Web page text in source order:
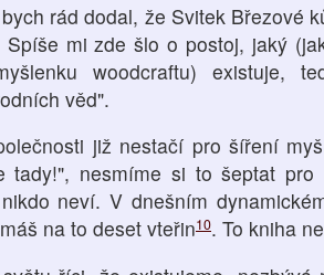
rád dodal, že Svitek Březové
Spíše mi zde šlo o postoj, jaký
woodcraftu) existuje,
věd".
již nestačí pro šíření
tady!", nesmíme si to šeptat
neví. V dnešním
na to deset vteřin10. To kniha